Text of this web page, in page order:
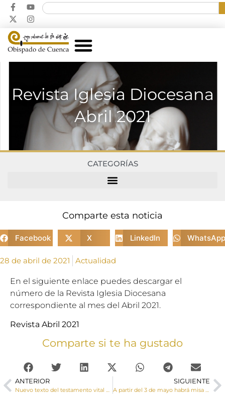
Revista Iglesia Diocesana
Abril 2021
CATEGORÍAS
Comparte esta noticia
Facebook X LinkedIn WhatsApp
28 de abril de 2021 Actualidad
En el siguiente enlace puedes descargar el
número de la Revista Iglesia Diocesana
correspondiente al mes del Abril 2021.
Revista Abril 2021
Comparte si te ha gustado
ANTERIOR
Nuevo texto del testamento vital de la CEE
SIGUIENTE
A partir del 3 de mayo habrá misa de lunes a viernes a las 7:35 horas en el Hospital Virgen de la luz